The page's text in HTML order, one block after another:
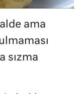
ama
sızma